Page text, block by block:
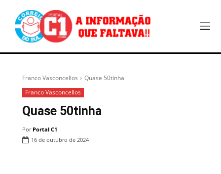
Franco Vasconcellos
Quase 50tinha
Franco Vasconcellos
Quase 50tinha
Por Portal C1
16 de outubro de 2024